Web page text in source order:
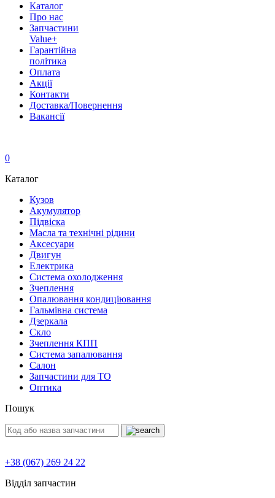
Каталог
Про нас
Запчастини
Value+
Гарантійна
політика
Оплата
Акції
Контакти
Доставка/Повернення
Вакансії
0
Каталог
Кузов
Акумулятор
Підвіска
Масла та технічні рідини
Аксесуари
Двигун
Електрика
Система охолодження
Зчеплення
Опалювання кондиціювання
Гальмівна система
Дзеркала
Скло
Зчеплення КПП
Система запалювання
Салон
Запчастини для ТО
Оптика
Пошук
+38 (067) 269 24 22
Відділ запчастин